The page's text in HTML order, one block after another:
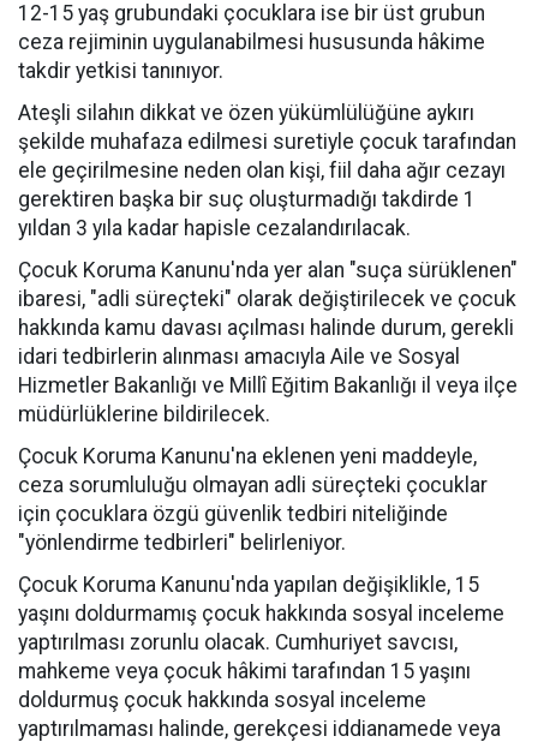
12-15 yaş grubundaki çocuklara ise bir üst grubun
ceza rejiminin uygulanabilmesi hususunda hâkime
takdir yetkisi tanınıyor.
Ateşli silahın dikkat ve özen yükümlülüğüne aykırı
şekilde muhafaza edilmesi suretiyle çocuk tarafından
ele geçirilmesine neden olan kişi, fiil daha ağır cezayı
gerektiren başka bir suç oluşturmadığı takdirde 1
yıldan 3 yıla kadar hapisle cezalandırılacak.
Çocuk Koruma Kanunu'nda yer alan "suça sürüklenen"
ibaresi, "adli süreçteki" olarak değiştirilecek ve çocuk
hakkında kamu davası açılması halinde durum, gerekli
idari tedbirlerin alınması amacıyla Aile ve Sosyal
Hizmetler Bakanlığı ve Millî Eğitim Bakanlığı il veya ilçe
müdürlüklerine bildirilecek.
Çocuk Koruma Kanunu'na eklenen yeni maddeyle,
ceza sorumluluğu olmayan adli süreçteki çocuklar
için çocuklara özgü güvenlik tedbiri niteliğinde
"yönlendirme tedbirleri" belirleniyor.
Çocuk Koruma Kanunu'nda yapılan değişiklikle, 15
yaşını doldurmamış çocuk hakkında sosyal inceleme
yaptırılması zorunlu olacak. Cumhuriyet savcısı,
mahkeme veya çocuk hâkimi tarafından 15 yaşını
doldurmuş çocuk hakkında sosyal inceleme
yaptırılmaması halinde, gerekçesi iddianamede veya